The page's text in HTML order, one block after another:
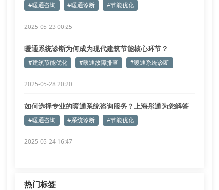
#暖通咨询 #暖通诊断 #节能优化
2025-05-23 00:25
暖通系统诊断为何成为现代建筑节能核心环节？
#建筑节能优化 #暖通故障排查 #暖通系统诊断
2025-05-28 20:20
如何选择专业的暖通系统咨询服务？上海彤通为您解答
#暖通咨询 #系统诊断 #节能优化
2025-05-24 16:47
热门标签